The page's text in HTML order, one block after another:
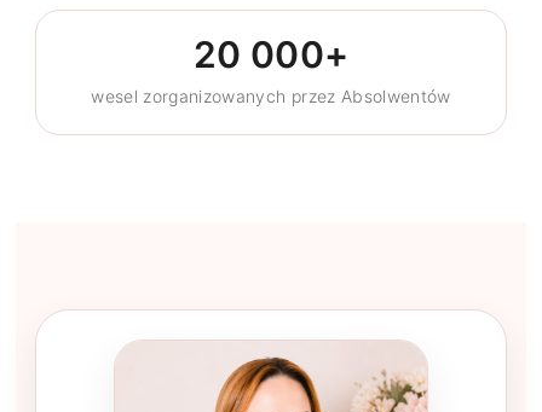
20 000+
wesel zorganizowanych przez Absolwentów